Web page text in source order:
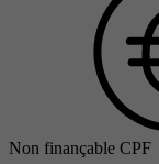
Non finançable CPF